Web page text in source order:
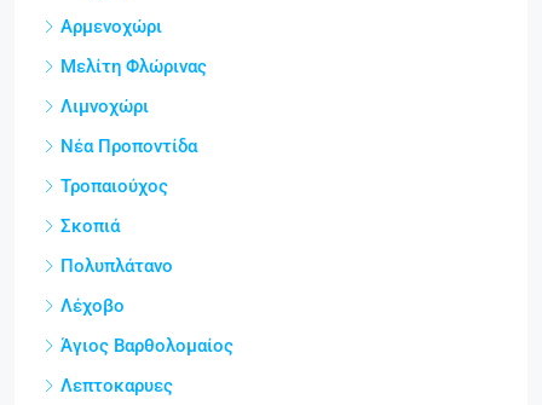
Αρμενοχώρι
Μελίτη Φλώρινας
Λιμνοχώρι
Νέα Προποντίδα
Τροπαιούχος
Σκοπιά
Πολυπλάτανο
Λέχοβο
Άγιος Βαρθολομαίος
Λεπτοκαρυες